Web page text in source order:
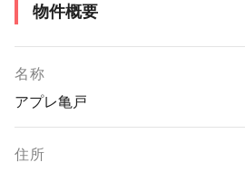
物件概要
名称
アプレ亀戸
住所